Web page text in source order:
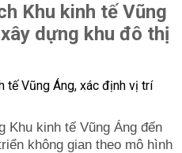
Khu kinh tế Vũng
dựng khu đô thị
Khu kinh tế Vũng Áng đến
không gian theo mô hình